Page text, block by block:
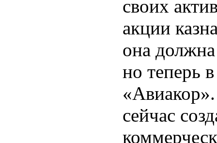
своих
акции
она
но теперь
сейчас